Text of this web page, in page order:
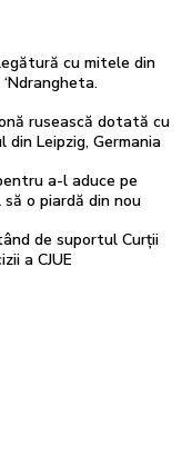
cu mitele din
rusească dotată cu
Leipzig, Germania
a-l aduce pe
o piardă din nou
de suportul Curții
a CJUE